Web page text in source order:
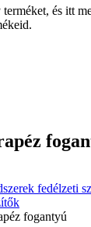
és itt
fedélzeti
fogantyú